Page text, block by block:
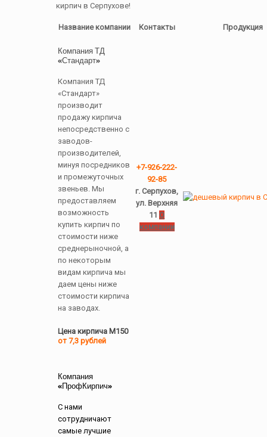
кирпич в Серпухове!
Название компании Контакты Продукция
Компания ТД
«Стандарт»
Компания ТД
«Стандарт»
производит
продажу кирпича
непосредственно с
заводов-
производителей,
минуя посредников
и промежуточных
звеньев. Мы
предоставляем
возможность
купить кирпич по
стоимости ниже
среднерыночной, а
по некоторым
видам кирпича мы
даем цены ниже
стоимости кирпича
на заводах.
Цена кирпича М150
от 7,3 рублей
+7-926-222-
92-85
г. Серпухов,
ул. Верхняя
11 О
компании
Компания
«ПрофКирпич»
С нами
сотрудничают
самые лучшие